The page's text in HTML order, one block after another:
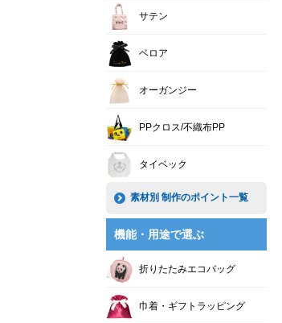
サテン
ベロア
オーガンジー
PPクロス/不織布PP
タイベック
素材別 制作のポイント一覧
機能・用途で選ぶ
折りたたみエコバッグ
巾着・ギフトラッピング